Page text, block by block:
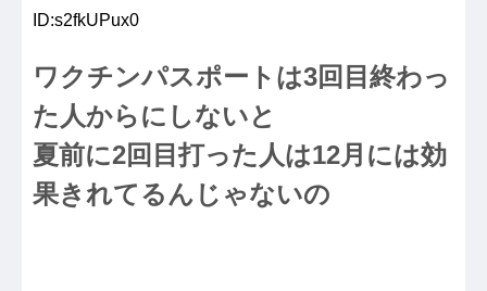
ID:s2fkUPux0
ワクチンパスポートは3回目終わっ
た人からにしないと
夏前に2回目打った人は12月には効
果きれてるんじゃないの